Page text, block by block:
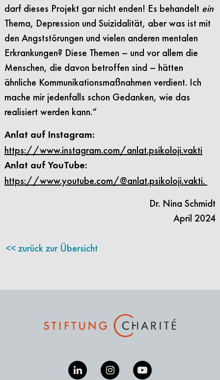
darf dieses Projekt gar nicht enden! Es behandelt ein
Thema, Depression und Suizidalität, aber was ist mit
den Angststörungen und vielen anderen mentalen
Erkrankungen? Diese Themen – und vor allem die
Menschen, die davon betroffen sind – hätten
ähnliche Kommunikationsmaßnahmen verdient. Ich
mache mir jedenfalls schon Gedanken, wie das
realisiert werden kann.“
Anlat auf Instagram:
https://www.instagram.com/anlat.psikoloji.vakti
Anlat auf YouTube:
https://www.youtube.com/@anlat.psikoloji.vakti.
Dr. Nina Schmidt
April 2024
zurück zur Übersicht